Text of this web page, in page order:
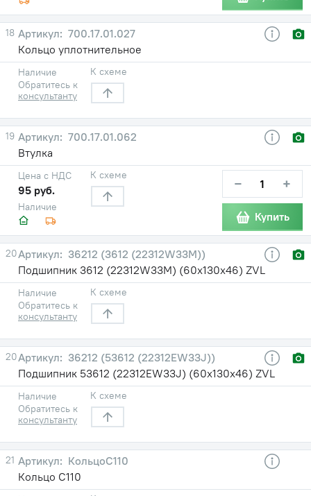
18
700.17.01.027
Кольцо уплотнительное
Наличие
Обратитесь к
консультанту
К схеме
19
700.17.01.062
Втулка
Наличие
Цена с НДС
95 руб.
К схеме − +
Купить
20
36212 (3612 (22312W33M))
Подшипник 3612 (22312W33M) (60х130х46) ZVL
Наличие
Обратитесь к
консультанту
К схеме
20
36212 (53612 (22312EW33J))
Подшипник 53612 (22312EW33J) (60х130х46) ZVL
Наличие
Обратитесь к
консультанту
К схеме
21
КольцоС110
Кольцо С110